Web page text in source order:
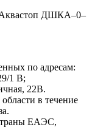
по адресам:
1 В;
22В.
в течение
ЕАЭС,